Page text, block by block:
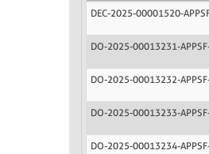
DEC-2025-00001520-
DO-2025-00013231-
DO-2025-00013232-
DO-2025-00013233-
DO-2025-00013234-